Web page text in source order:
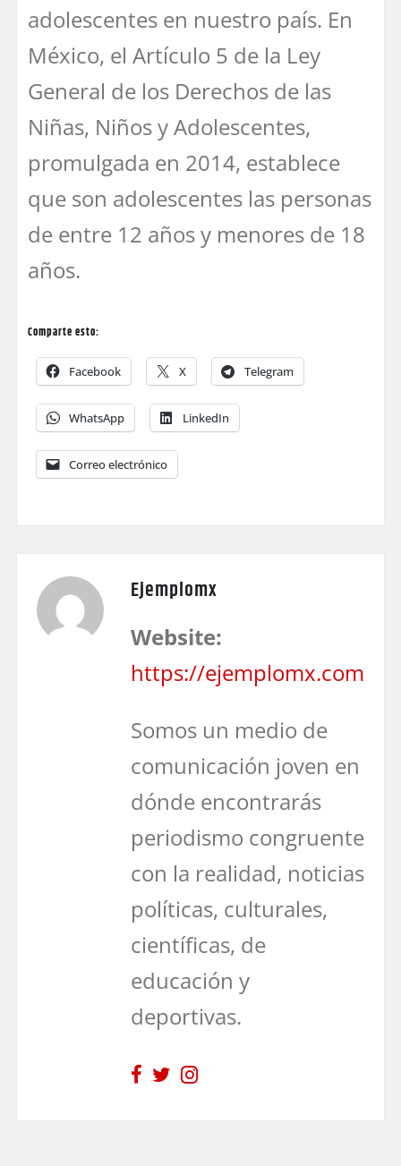
adolescentes en nuestro país. En
México, el Artículo 5 de la Ley
General de los Derechos de las
Niñas, Niños y Adolescentes,
promulgada en 2014, establece
que son adolescentes las personas
de entre 12 años y menores de 18
años.
Comparte esto:
Facebook X Telegram
WhatsApp LinkedIn
Correo electrónico
Ejemplomx
Website:
https://ejemplomx.com
Somos un medio de
comunicación joven en
dónde encontrarás
periodismo congruente
con la realidad, noticias
políticas, culturales,
científicas, de
educación y
deportivas.